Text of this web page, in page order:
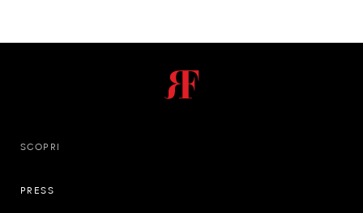
SCOPRI
PRESS